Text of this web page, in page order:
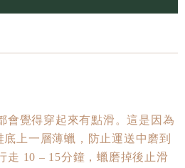
會覺得穿起來有點滑。這是因為
上一層薄蠟，防止運送中磨到
走 10 – 15分鐘，蠟磨掉後止滑